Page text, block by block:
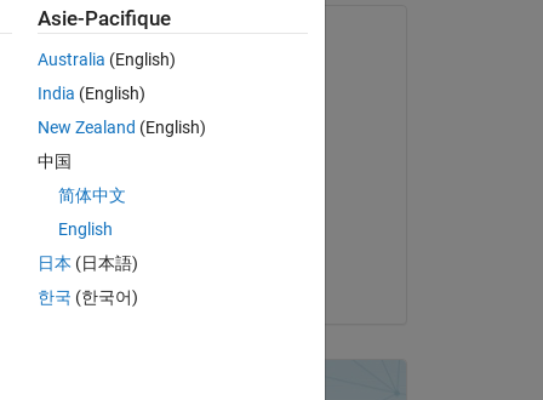
anciens
malik abdelli
le 7 Sep 2023
le 7 Sep 2023
Acceptée :
Asie-Pacifique
Australia (English)
India (English)
New Zealand (English)
中国
简体中文
English
日本 (日本語)
한국 (한국어)